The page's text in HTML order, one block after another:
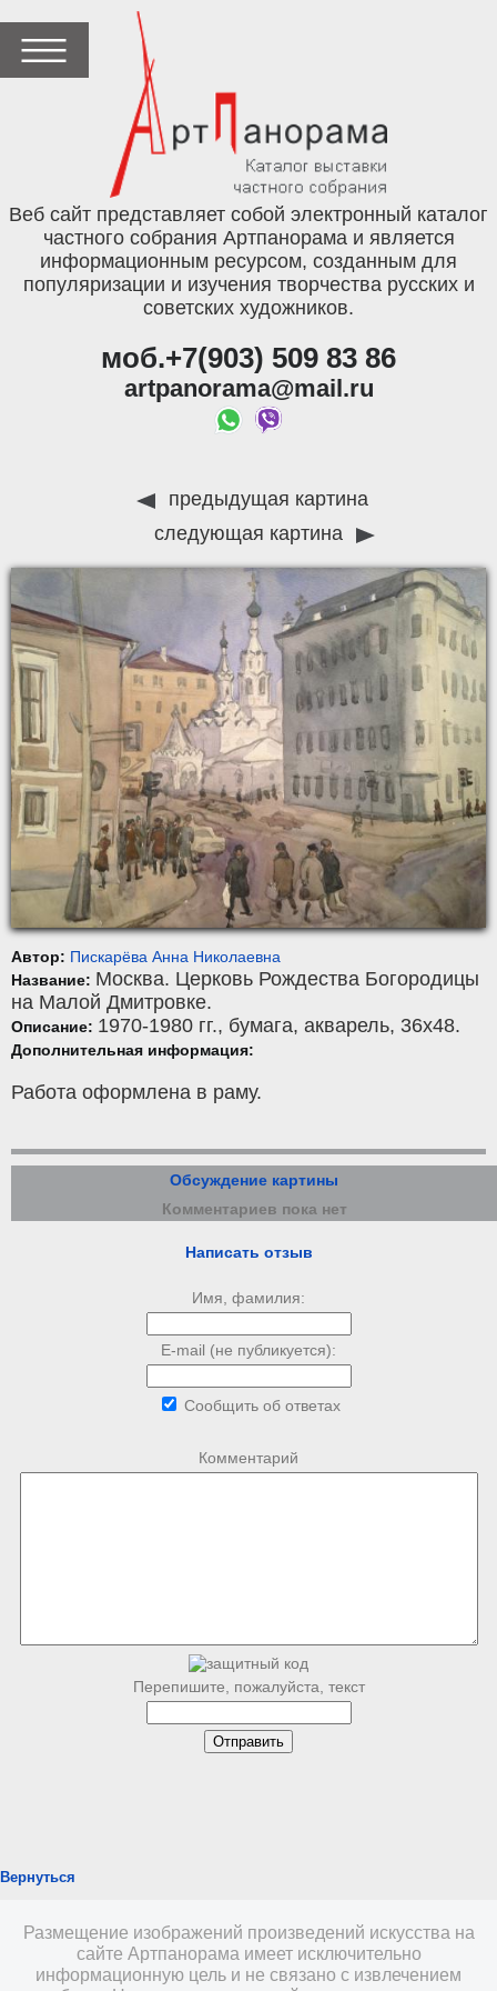
Веб сайт представляет собой электронный каталог
частного собрания Артпанорама и является
информационным ресурсом, созданным для
популяризации и изучения творчества русских и
советских художников.
моб.+7(903) 509 83 86
artpanorama@mail.ru
предыдущая картина
следующая картина
Автор: Пискарёва Анна Николаевна
Название: Москва. Церковь Рождества Богородицы
на Малой Дмитровке.
Описание: 1970-1980 гг., бумага, акварель, 36x48.
Дополнительная информация:
Работа оформлена в раму.
Обсуждение картины
Комментариев пока нет
Написать отзыв
Имя, фамилия:
E-mail (не публикуется):
Сообщить об ответах
Комментарий
Перепишите, пожалуйста, текст
Вернуться
Размещение изображений произведений искусства на
сайте Артпанорама имеет исключительно
информационную цель и не связано с извлечением